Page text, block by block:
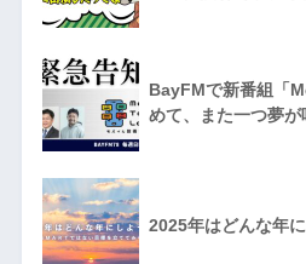
BayFMで新番組「
めて、また一つ夢が
2025年はどんな年